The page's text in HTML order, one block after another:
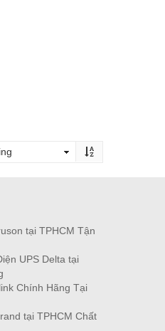
tại TPHCM Tận
UPS Delta tại
Chính Hãng Tại
tại TPHCM Chất